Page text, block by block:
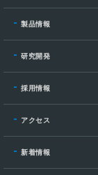
製品情報
研究開発
採用情報
アクセス
新着情報